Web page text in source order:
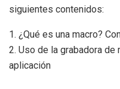
siguientes contenidos:
1. ¿Qué es una macro?
2. Uso de la grabadora
aplicación